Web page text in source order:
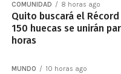
COMUNIDAD 8 horas ago
Quito buscará el
150 huecas se unirán
horas
MUNDO 10 horas ago